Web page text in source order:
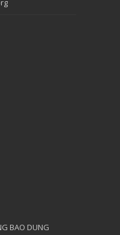
BAO DUNG